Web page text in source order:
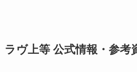
ラヴ上等 公式情報・参考